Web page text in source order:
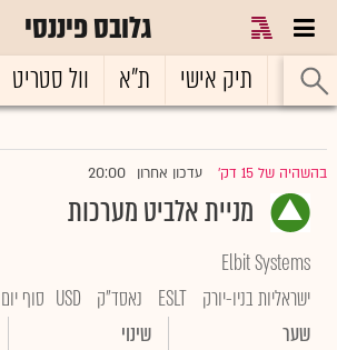
גלובס פיננסי
ראשי תיק אישי ת"א וול סטריט
בהשהיה של 15 דק' עדכון אחרון 20:00
מניית אלביט מערכות
Elbit Systems
ישראליות בניו-יורק ESLT נאסד"ק USD סוף יום
שער
שינוי